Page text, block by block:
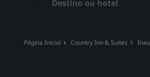
Página Inicial Country Inn & Suites